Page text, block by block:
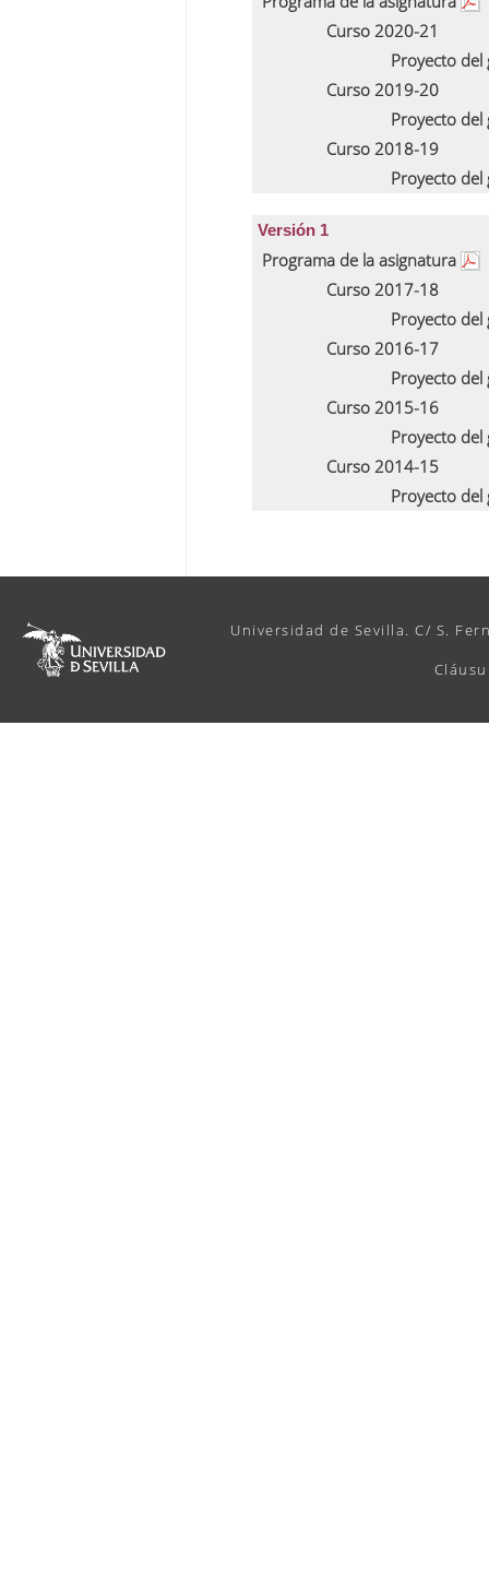
Curso 2020-21
Proyecto
Curso 2019-20
Proyecto
Curso 2018-19
Proyecto
Versión 1
Programa de la asignatura
Curso 2017-18
Proyecto
Curso 2016-17
Proyecto
Curso 2015-16
Proyecto
Curso 2014-15
Proyecto
Universidad de Sevilla. C/ S.